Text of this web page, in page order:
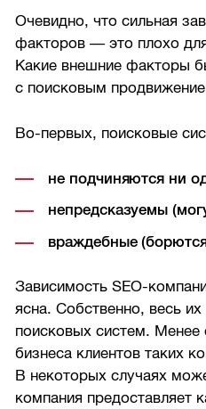
Очевидно, что сильная
факторов — это плохо
Какие внешние факторы
с поисковым
Во-первых, поисковые
не подчиняются ни
непредсказуемы
враждебные
Зависимость SEO-
ясна. Собственно, весь
поисковых систем. Менее
бизнеса клиентов таких
В некоторых случаях
компания предоставляет